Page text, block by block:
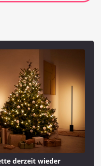
derzeit wieder